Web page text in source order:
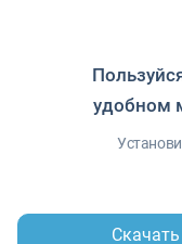
Политика
Приложение© ООО
удобном